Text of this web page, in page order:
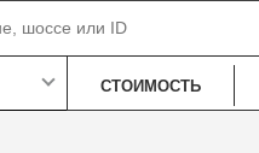
СТОИМОСТЬ